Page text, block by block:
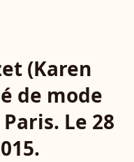
(Karen
de mode
Le 28